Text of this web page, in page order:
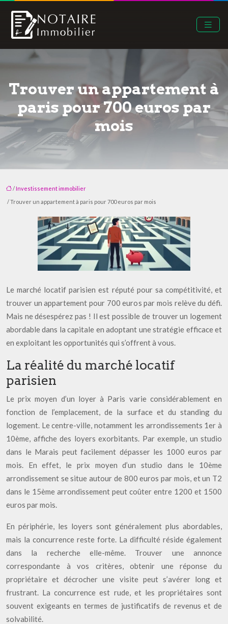
Trouver un appartement à
paris pour 700 euros par
mois
/ Investissement immobilier
/ Trouver un appartement à paris pour 700 euros par mois
Le marché locatif parisien est réputé pour sa compétitivité, et
trouver un appartement pour 700 euros par mois relève du défi.
Mais ne désespérez pas ! Il est possible de trouver un logement
abordable dans la capitale en adoptant une stratégie efficace et
en exploitant les opportunités qui s’offrent à vous.
La réalité du marché locatif
parisien
Le prix moyen d’un loyer à Paris varie considérablement en
fonction de l’emplacement, de la surface et du standing du
logement. Le centre-ville, notamment les arrondissements 1er à
10ème, affiche des loyers exorbitants. Par exemple, un studio
dans le Marais peut facilement dépasser les 1000 euros par
mois. En effet, le prix moyen d’un studio dans le 10ème
arrondissement se situe autour de 800 euros par mois, et un T2
dans le 15ème arrondissement peut coûter entre 1200 et 1500
euros par mois.
En périphérie, les loyers sont généralement plus abordables,
mais la concurrence reste forte. La difficulté réside également
dans la recherche elle-même. Trouver une annonce
correspondante à vos critères, obtenir une réponse du
propriétaire et décrocher une visite peut s’avérer long et
frustrant. La concurrence est rude, et les propriétaires sont
souvent exigeants en termes de justificatifs de revenus et de
solvabilité.